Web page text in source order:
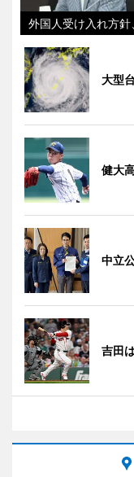
外国人受け入れ方
大型
健大
中立
吉田